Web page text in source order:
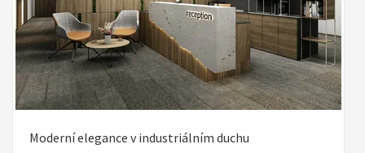
Moderní elegance v industriálním duchu